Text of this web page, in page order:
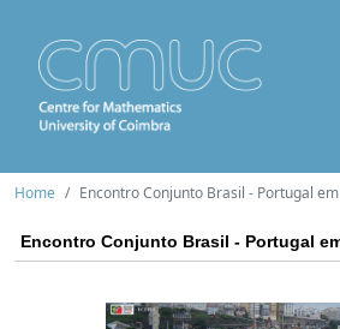
Home Encontro Conjunto Brasil - Portugal
Encontro Conjunto Brasil - Portugal